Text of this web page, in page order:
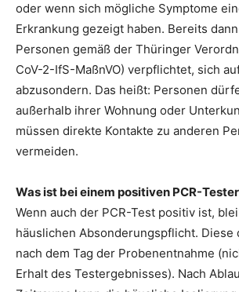
oder wenn sich mögliche Symptome
Erkrankung gezeigt haben. Bereits
Personen gemäß der Thüringer
CoV-2-IfS-MaßnVO) verpflichtet, sich
abzusondern. Das heißt: Personen
außerhalb ihrer Wohnung oder
müssen direkte Kontakte zu anderen
vermeiden.
Was ist bei einem positiven PCR-
Wenn auch der PCR-Test positiv ist,
häuslichen Absonderungspflicht. Diese
nach dem Tag der Probenentnahme
Erhalt des Testergebnisses). Nach